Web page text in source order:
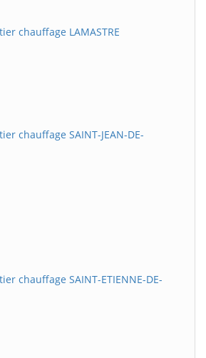
chauffage LAMASTRE
chauffage SAINT-JEAN-DE-
chauffage SAINT-ETIENNE-DE-